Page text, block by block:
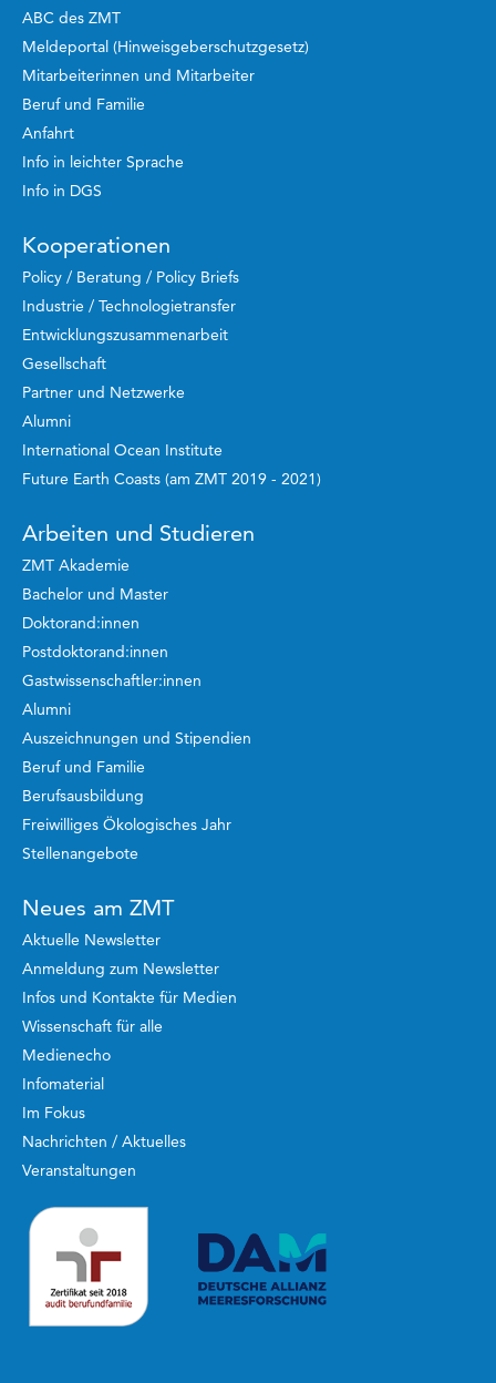
ABC des ZMT
Meldeportal (Hinweisgeberschutzgesetz)
Mitarbeiterinnen und Mitarbeiter
Beruf und Familie
Anfahrt
Info in leichter Sprache
Info in DGS
Kooperationen
Policy / Beratung / Policy Briefs
Industrie / Technologietransfer
Entwicklungszusammenarbeit
Gesellschaft
Partner und Netzwerke
Alumni
International Ocean Institute
Future Earth Coasts (am ZMT 2019 - 2021)
Arbeiten und Studieren
ZMT Akademie
Bachelor und Master
Doktorand:innen
Postdoktorand:innen
Gastwissenschaftler:innen
Alumni
Auszeichnungen und Stipendien
Beruf und Familie
Berufsausbildung
Freiwilliges Ökologisches Jahr
Stellenangebote
Neues am ZMT
Aktuelle Newsletter
Anmeldung zum Newsletter
Infos und Kontakte für Medien
Wissenschaft für alle
Medienecho
Infomaterial
Im Fokus
Nachrichten / Aktuelles
Veranstaltungen